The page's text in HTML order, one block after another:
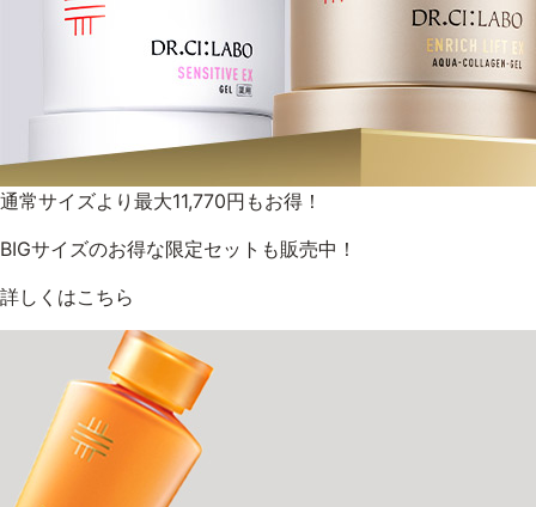
プロダクトラインから探す
VC100ライン
エンリッチメディカリフトライン
モイスチャーライン
シミ・そばかす
シワ
通常サイズより最大11,770円もお得！
BIGサイズのお得な限定セットも販売中！
詳しくはこちら